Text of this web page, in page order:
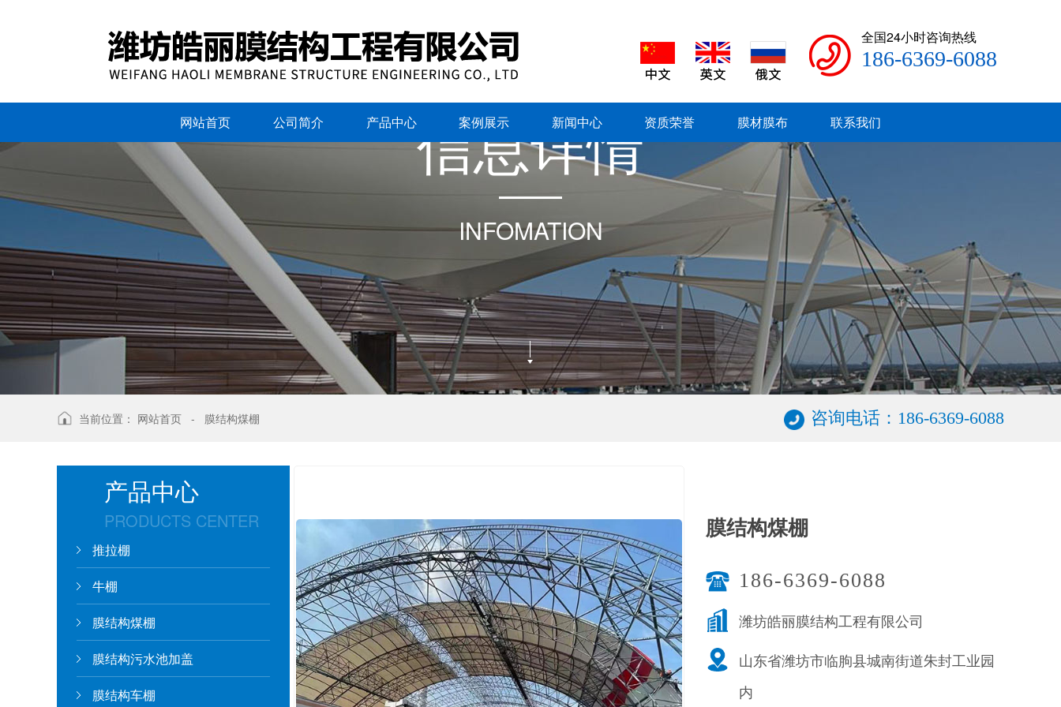
全国24小时咨询热线
186-6369-6088
网站首页 公司简介 产品中心 案例展示 新闻中心 资质荣誉 膜材膜布 联系我们
信息详情
INFOMATION
当前位置： 网站首页 - 膜结构煤棚 咨询电话：186-6369-6088
产品中心
PRODUCTS CENTER
推拉棚
牛棚
膜结构煤棚
膜结构污水池加盖
膜结构车棚
膜结构煤棚
186-6369-6088
潍坊皓丽膜结构工程有限公司
山东省潍坊市临朐县城南街道朱封工业园
内